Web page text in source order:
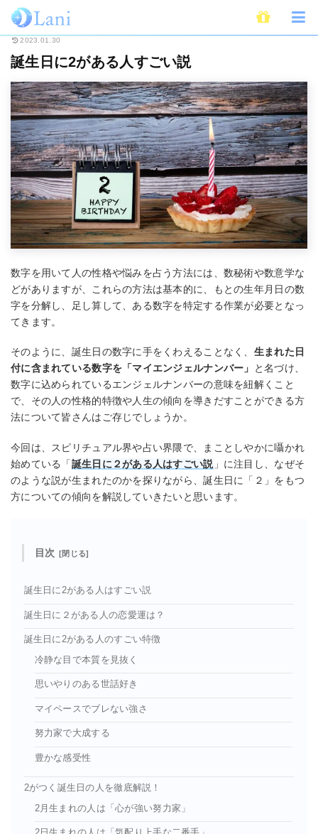
ホーム スピリチュアル
2023.01.30
誕生日に2がある人すごい説
数字を用いて人の性格や悩みを占う方法には、数秘術や数意学な
どがありますが、これらの方法は基本的に、もとの生年月日の数
字を分解し、足し算して、ある数字を特定する作業が必要となっ
てきます。
そのように、誕生日の数字に手をくわえることなく、 生まれた日
付に含まれている数字を「マイエンジェルナンバー」
と名づけ、
数字に込められているエンジェルナンバーの意味を紐解くこと
で、その人の性格的特徴や人生の傾向を導きだすことができる方
法について皆さんはご存じでしょうか。
今回は、スピリチュアル界や占い界隈で、まことしやかに囁かれ
始めている「誕生日に２がある人はすごい説 」に注目し、なぜそ
のような説が生まれたのかを探りながら、誕生日に「２」をもつ
方についての傾向を解説していきたいと思います。
目次
誕生日に2がある人はすごい説
誕生日に２がある人の恋愛運は？
誕生日に2がある人のすごい特徴
冷静な目で本質を見抜く
思いやりのある世話好き
マイペースでブレない強さ
努力家で大成する
豊かな感受性
2がつく誕生日の人を徹底解説！
2月生まれの人は「心が強い努力家」